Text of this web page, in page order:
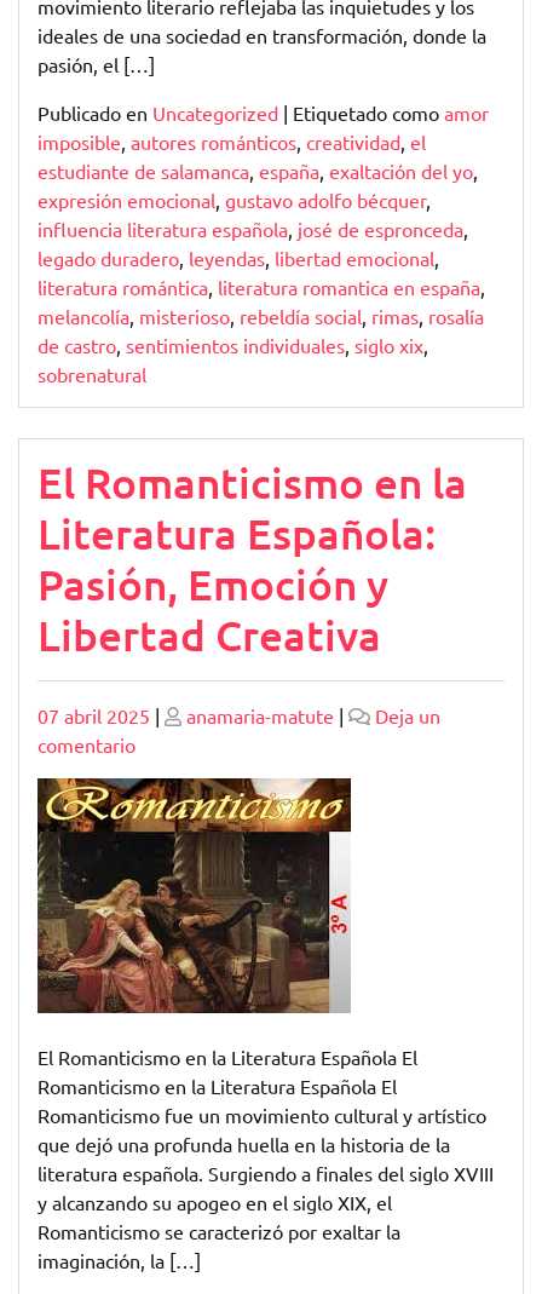
Romántica
en
movimiento literario reflejaba las inquietudes y los
ideales de una sociedad en transformación, donde la
pasión, el […]
Publicado en Uncategorized | Etiquetado como amor
imposible autores románticos creatividad el
estudiante de salamanca españa exaltación del yo
expresión emocional gustavo adolfo bécquer,
influencia literatura española josé de espronceda
legado duradero leyendas libertad emocional
literatura romántica literatura romantica en españa
melancolía misterioso rebeldía social rimas rosalía
de castro sentimientos individuales siglo xix
sobrenatural
El Romanticismo en la
Literatura Española:
Pasión, Emoción y
Libertad Creativa
Publicado
07 abril 2025 | Publicado
anamaria-matute |
Deja un
comentarioen
Romanticismo
en
Literatura
Española:
Pasión,
Emoción
y
Creativa
El Romanticismo en la Literatura Española El
Romanticismo en la Literatura Española El
Romanticismo fue un movimiento cultural y artístico
que dejó una profunda huella en la historia de la
literatura española. Surgiendo a finales del siglo XVIII
y alcanzando su apogeo en el siglo XIX, el
Romanticismo se caracterizó por exaltar la
imaginación, la […]